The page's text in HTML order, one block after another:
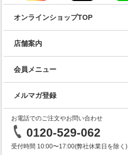
オンラインショップTOP
店舗案内
会員メニュー
メルマガ登録
お電話でのご注文やお問い合わせ
0120-529-062
受付時間 10:00〜17:00(弊社休業日を除く)